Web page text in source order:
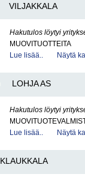
VILJAKKALA
Hakutulos löytyi
MUOVITUOTTEITA
Lue lisää..
Näytä
LOHJA AS
Hakutulos löytyi
Lue lisää..
Näytä
KLAUKKALA